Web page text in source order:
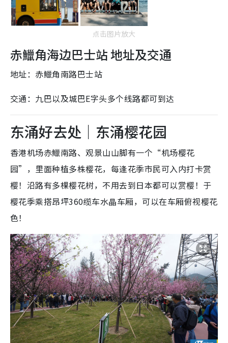
点击图片放大
赤鱲角海边巴士站 地址及交通
地址：赤鱲角南路巴士站
交通：九巴以及城巴E字头多个线路都可到达
东涌好去处｜东涌樱花园
香港机场赤鱲南路、观景山山脚有一个“机场樱花
园”，里面种植多株樱花，每逢花季市民可入内打卡赏
樱！沿路有多棵樱花树，不用去到日本都可以赏樱！于
樱花季乘搭昂坪360缆车水晶车厢，可以在车厢俯视樱花
色！